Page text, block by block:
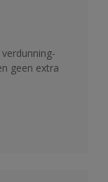
geen extra